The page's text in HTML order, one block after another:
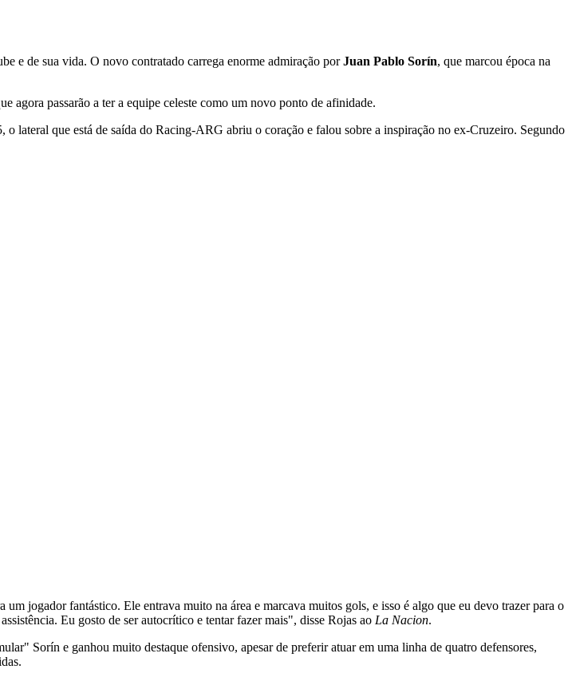
e de sua vida. O novo contratado carrega enorme admiração porJuan Pablo Sorín, que marcou época na
agora passarão a ter a equipe celeste como um novo ponto de afinidade.
lateral que está de saída do Racing-ARG abriu o coração e falou sobre a inspiração no ex-Cruzeiro. Segundo
jogador fantástico. Ele entrava muito na área e marcava muitos gols, e isso é algo que eu devo trazer para o
Eu gosto de ser autocrítico e tentar fazer mais", disse Rojas ao La Nacion.
Sorín e ganhou muito destaque ofensivo, apesar de preferir atuar em uma linha de quatro defensores,